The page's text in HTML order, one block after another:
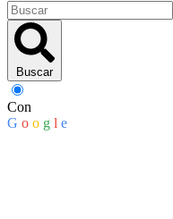
Buscar
Con
G o o g l e